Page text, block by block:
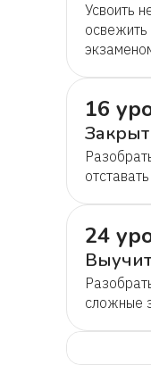
Усвоить
освежить
16
24
сложные